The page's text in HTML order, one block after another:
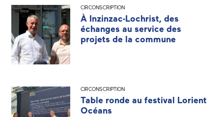
CIRCONSCRIPTION
À Inzinzac-Lochrist, des
échanges au service des
projets de la commune
CIRCONSCRIPTION
Table ronde au festival Lorient
Océans